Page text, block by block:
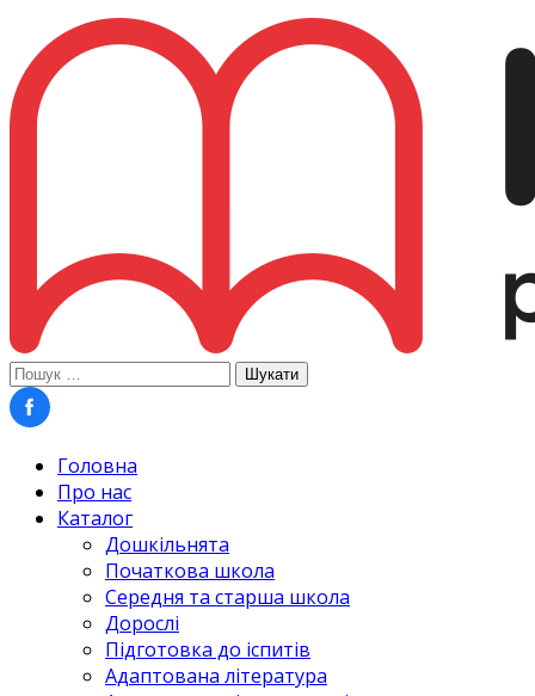
Пошук:
Головна
Про нас
Каталог
Дошкільнята
Початкова школа
Середня та старша школа
Дорослі
Підготовка до іспитів
Адаптована література